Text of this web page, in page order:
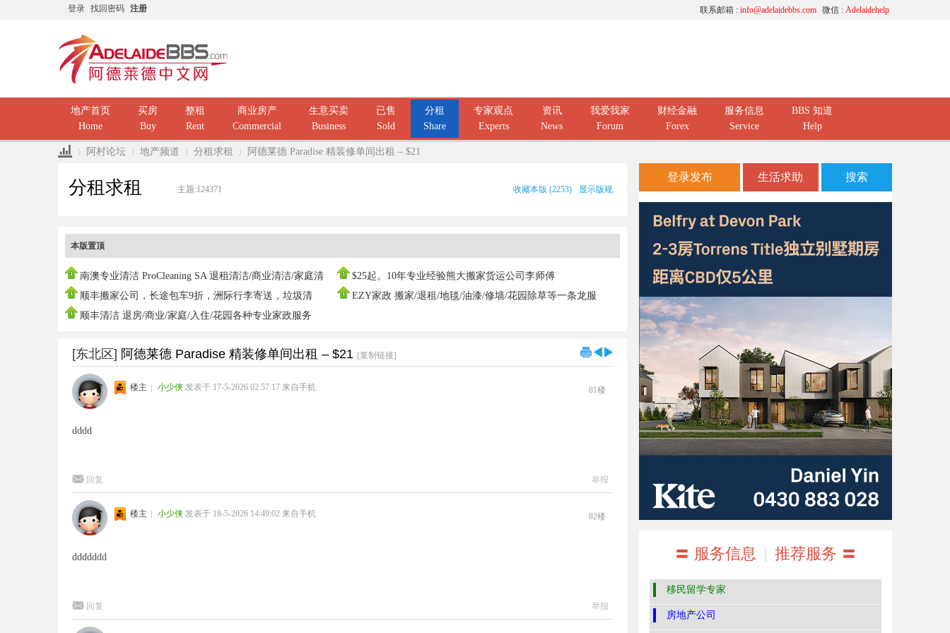
登录 找回密码 注册 微信 : Adelaidehelp
联系邮箱 : info@adelaidebbs.com
地产首页
Home
买房
Buy
整租
Rent
商业房产
Commercial
生意买卖
Business
已售
Sold
分租
Share
专家观点
Experts
资讯
News
我爱我家
Forum
财经金融
Forex
服务信息
Service
BBS 知道
Help
阿村论坛 地产频道 分租求租 阿德莱德 Paradise 精装修单间出租 – $21
分租求租 主题:124371 显示版规
收藏本版 (2253)
本版置顶
南澳专业清洁 ProCleaning SA 退租清洁/商业清洁/家庭清
洁/ 民
$25起。10年专业经验熊大搬家货运公司李师傅
0437666808，寄存打
顺丰搬家公司，长途包车9折，洲际行李寄送，垃圾清
运，中国海运
EZY家政 搬家/退租/地毯/油漆/修墙/花园除草等一条龙服
顺丰清洁 退房/商业/家庭/入住/花园各种专业家政服务
[东北区] 阿德莱德 Paradise 精装修单间出租 – $21 [复制链接]
81楼
楼主 | 小少侠 发表于 17-5-2026 02:57:17 来自手机
dddd
回复 举报
82楼
楼主 | 小少侠 发表于 18-5-2026 14:49:02 来自手机
ddddddd
回复 举报
登录发布 生活求助 搜索
〓 服务信息 | 推荐服务 〓
移民留学专家
房地产公司